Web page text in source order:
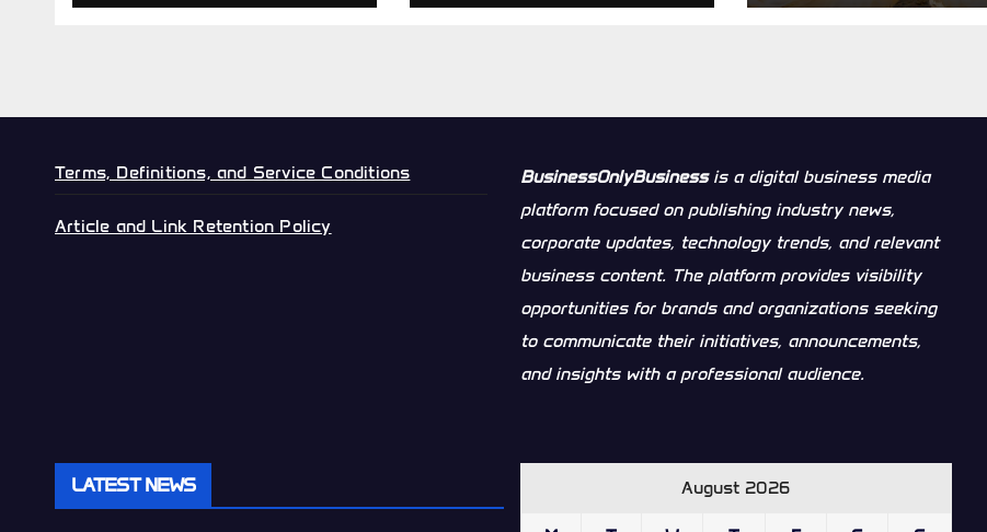
resistencia de grado
modelo de economía
Terms, Definitions, and Service Conditions
Article and Link Retention Policy
BusinessOnlyBusinessis a digital business media
platform focused on publishing industry news,
corporate updates, technology trends, and relevant
business content. The platform provides visibility
opportunities for brands and organizations seeking
to communicate their initiatives, announcements,
and insights with a professional audience.
LATEST NEWS August 2026